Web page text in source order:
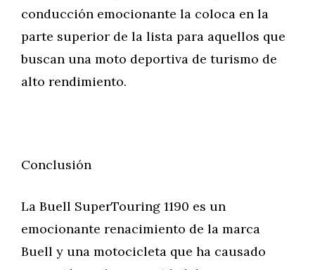
conducción emocionante la coloca en la
parte superior de la lista para aquellos que
buscan una moto deportiva de turismo de
alto rendimiento.
Conclusión
La Buell SuperTouring 1190 es un
emocionante renacimiento de la marca
Buell y una motocicleta que ha causado